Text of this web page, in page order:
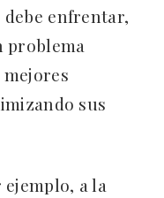
enfrentar,
problema
mejores
sus
a la